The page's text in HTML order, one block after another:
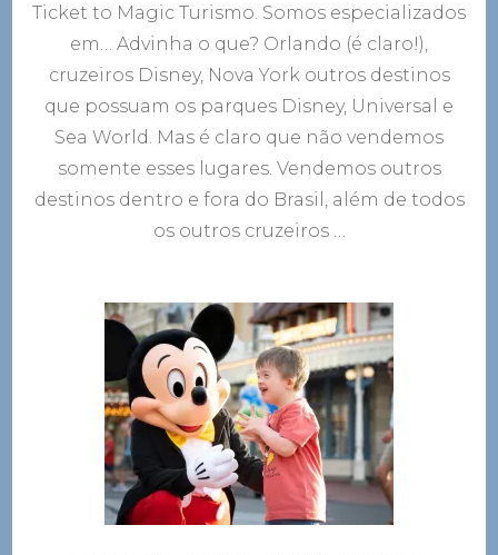
de
viagens,
Ticket
to
Magic!
Ticket to Magic Turismo. Somos especializados
em… Advinha o que? Orlando (é claro!),
cruzeiros Disney, Nova York outros destinos
que possuam os parques Disney, Universal e
Sea World. Mas é claro que não vendemos
somente esses lugares. Vendemos outros
destinos dentro e fora do Brasil, além de todos
os outros cruzeiros …